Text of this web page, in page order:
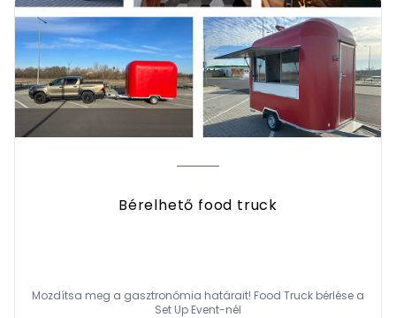
Bérelhető food truck
Mozdítsa meg a gasztronómia határait! Food Truck bérlése a
Set Up Event-nél